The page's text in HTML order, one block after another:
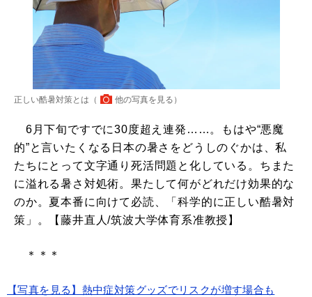
正しい酷暑対策とは（ 他の写真を見る ）
6月下旬ですでに30度超え連発……。もはや“悪魔
的”と言いたくなる日本の暑さをどうしのぐかは、私
たちにとって文字通り死活問題と化している。ちまた
に溢れる暑さ対処術。果たして何がどれだけ効果的な
のか。夏本番に向けて必読、「科学的に正しい酷暑対
策」。【藤井直人/筑波大学体育系准教授】
＊＊＊
【写真を見る】熱中症対策グッズでリスクが増す場合も